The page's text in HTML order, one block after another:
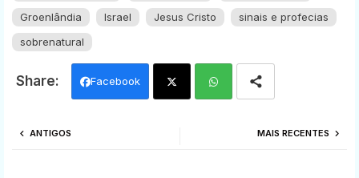
Groenlândia
Israel Jesus Cristo
sinais e profecias
sobrenatural
Facebook
MAIS RECENTES
ANTIGOS